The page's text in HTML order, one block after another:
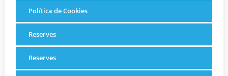
Política de Cookies
Reserves
Reserves